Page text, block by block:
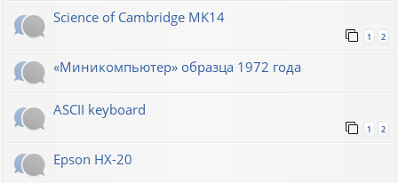
Science of Cambridge MK14
1 2
«Миникомпьютер» образца 1972 года
ASCII keyboard
1 2
Epson HX-20